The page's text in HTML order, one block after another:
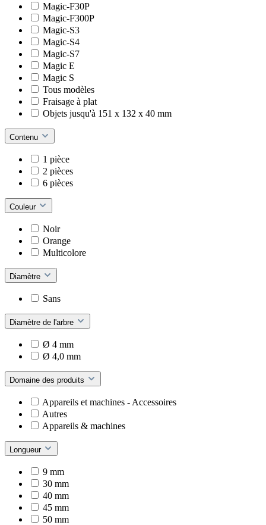
Magic-F30P
Magic-F300P
Magic-S3
Magic-S4
Magic-S7
Magic E
Magic S
Tous modèles
Fraisage à plat
Objets jusqu'à 151 x 132 x 40 mm
Contenu
1 pièce
2 pièces
6 pièces
Couleur
Noir
Orange
Multicolore
Diamètre
Sans
Diamètre de l'arbre
Ø 4 mm
Ø 4,0 mm
Domaine des produits
Appareils et machines - Accessoires
Autres
Appareils & machines
Longueur
9 mm
30 mm
40 mm
45 mm
50 mm